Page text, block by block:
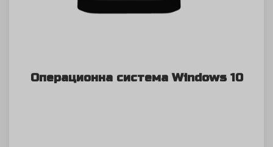
Операционна система Windows 10